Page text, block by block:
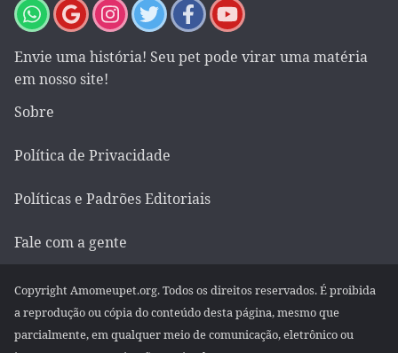
Envie uma história! Seu pet pode virar uma matéria
em nosso site!
Sobre
Política de Privacidade
Políticas e Padrões Editoriais
Fale com a gente
Copyright Amomeupet.org. Todos os direitos reservados. É proibida
a reprodução ou cópia do conteúdo desta página, mesmo que
parcialmente, em qualquer meio de comunicação, eletrônico ou